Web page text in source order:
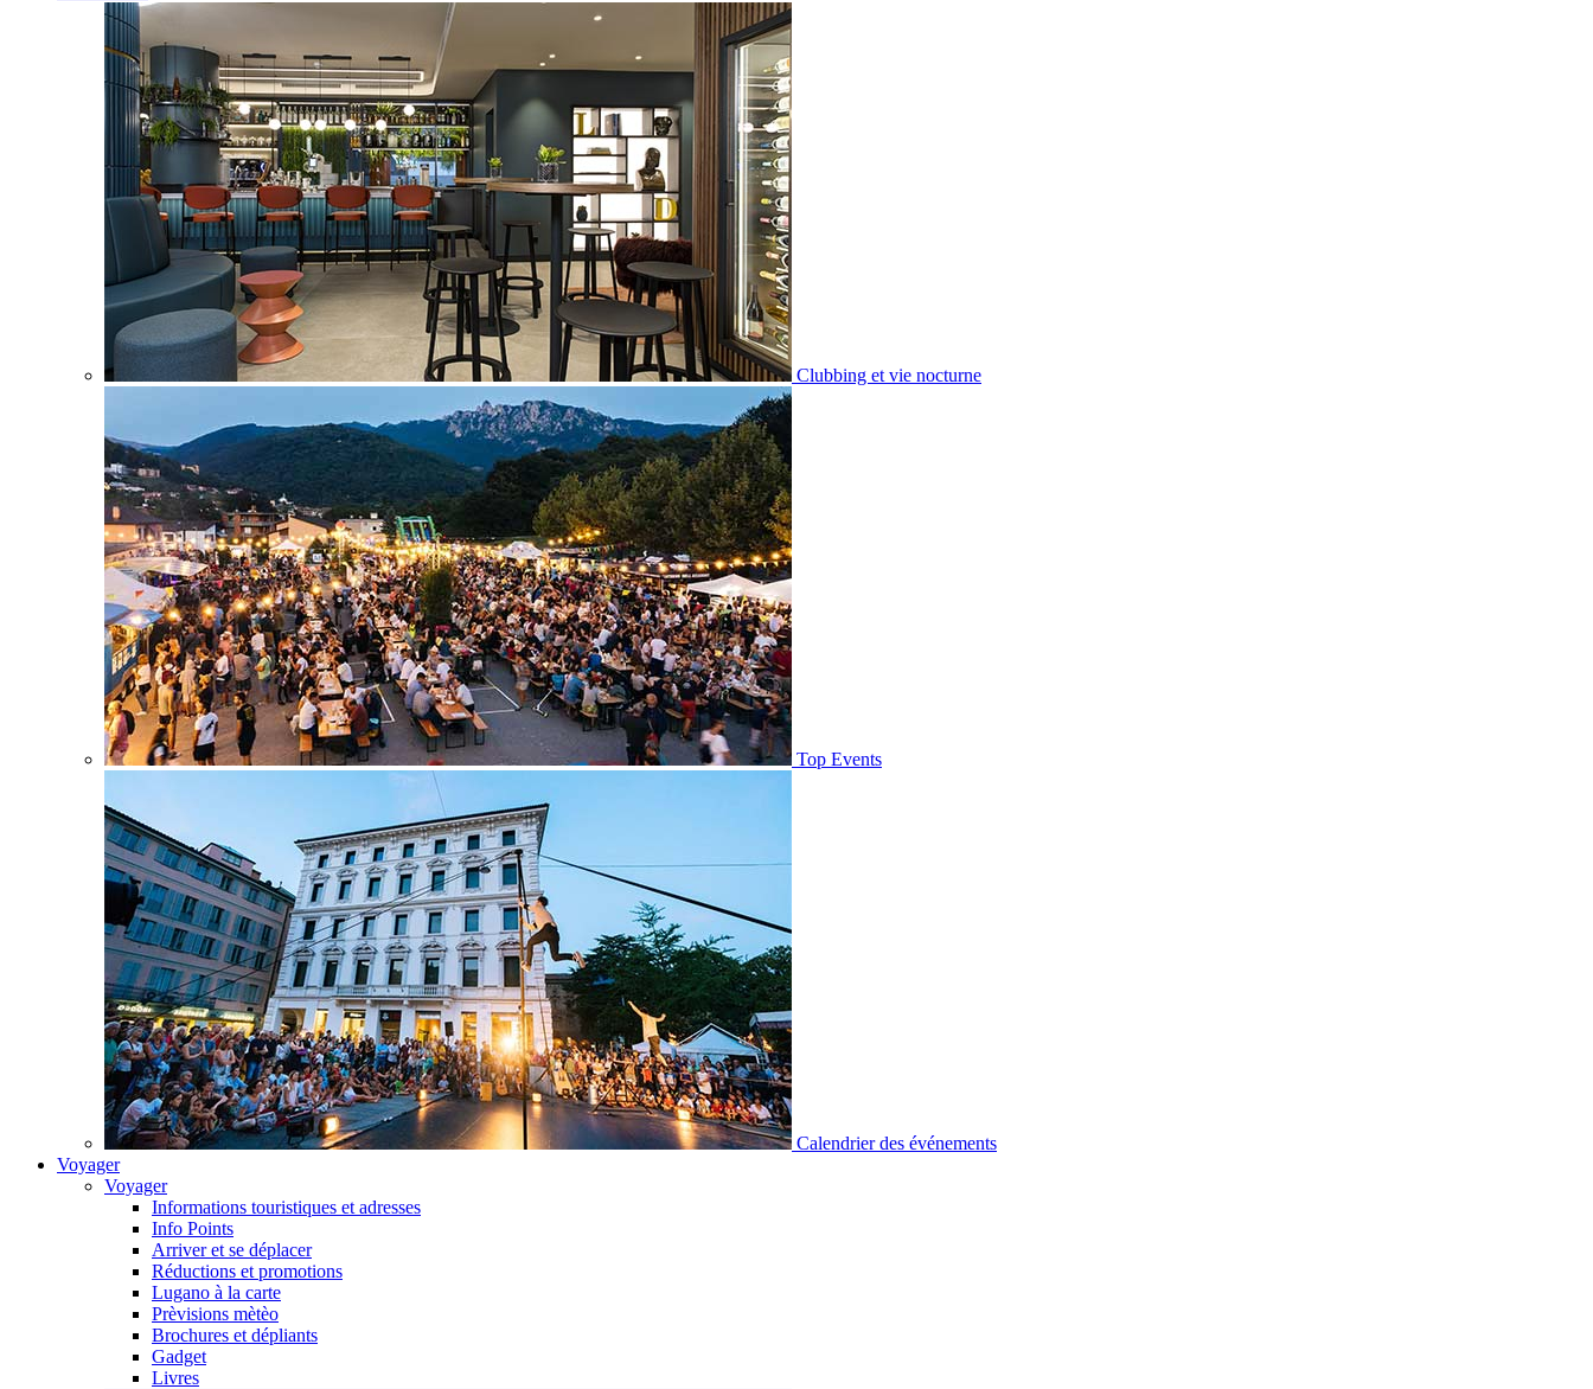
Clubbing et vie nocturne
Top Events
Calendrier des événements
Voyager
Voyager
Informations touristiques et adresses
Info Points
Arriver et se déplacer
Réductions et promotions
Lugano à la carte
Prèvisions mètèo
Brochures et dépliants
Gadget
Livres